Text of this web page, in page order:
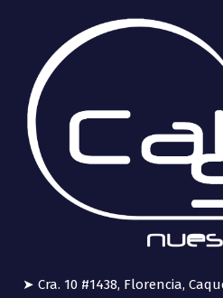
➤ Cra. 10 #1438, Florencia,